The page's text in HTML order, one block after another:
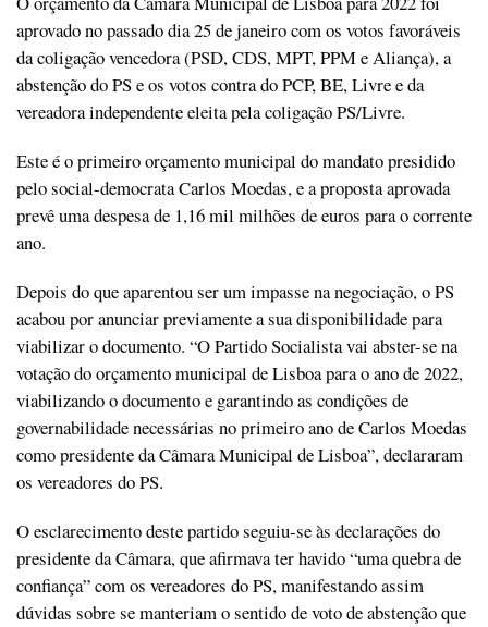
aprovado no passado dia 25 de janeiro com os votos favoráveis
da coligação vencedora (PSD, CDS, MPT, PPM e Aliança), a
abstenção do PS e os votos contra do PCP, BE, Livre e da
vereadora independente eleita pela coligação PS/Livre.
Este é o primeiro orçamento municipal do mandato presidido
pelo social-democrata Carlos Moedas, e a proposta aprovada
prevê uma despesa de 1,16 mil milhões de euros para o corrente
ano.
Depois do que aparentou ser um impasse na negociação, o PS
acabou por anunciar previamente a sua disponibilidade para
viabilizar o documento. “O Partido Socialista vai abster-se na
votação do orçamento municipal de Lisboa para o ano de 2022,
viabilizando o documento e garantindo as condições de
governabilidade necessárias no primeiro ano de Carlos Moedas
como presidente da Câmara Municipal de Lisboa”, declararam
os vereadores do PS.
O esclarecimento deste partido seguiu-se às declarações do
presidente da Câmara, que afirmava ter havido “uma quebra de
confiança” com os vereadores do PS, manifestando assim
dúvidas sobre se manteriam o sentido de voto de abstenção que